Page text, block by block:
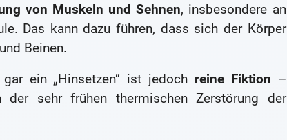
von Muskeln und Sehnen, insbesondere an
Das kann dazu führen, dass sich der Körper
Beinen.
gar ein „Hinsetzen“ ist jedoch reine Fiktion –
sehr frühen thermischen Zerstörung der